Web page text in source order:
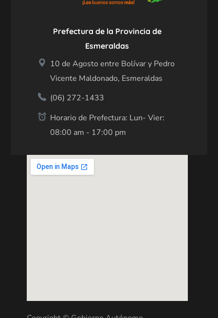
Prefectura de la Provincia de
Esmeraldas
10 de Agosto entre Bolívar y Pedro
Vicente Maldonado, Esmeraldas
(06) 272-1433
Horario de Prefectura: Lun- Vier:
08:00 am - 17:00 pm